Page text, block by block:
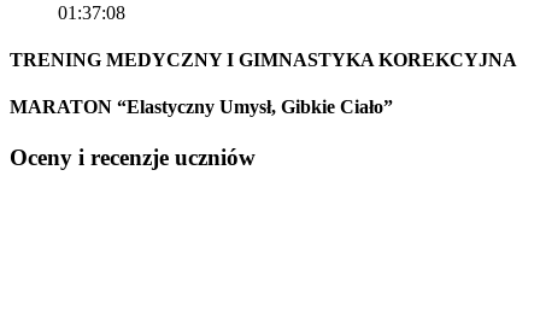
01:37:08
TRENING MEDYCZNY I GIMNASTYKA KOREKCYJNA
MARATON “Elastyczny Umysł, Gibkie Ciało”
Oceny i recenzje uczniów